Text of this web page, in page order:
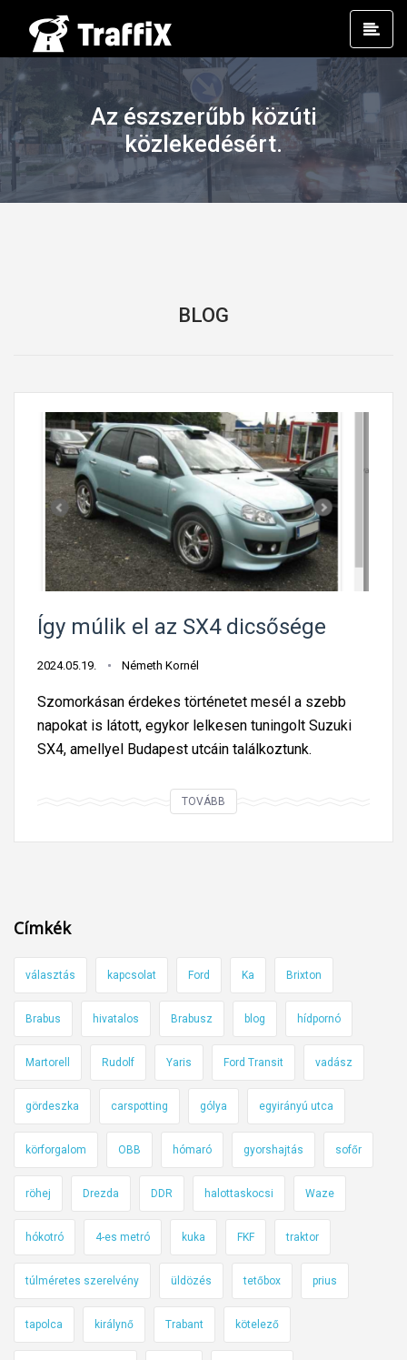
Az észszerűbb közúti
közlekedésért.
BLOG
Így múlik el az SX4 dicsősége
2024.05.19. Németh Kornél
Szomorkásan érdekes történetet mesél a szebb
napokat is látott, egykor lelkesen tuningolt Suzuki
SX4, amellyel Budapest utcáin találkoztunk.
TOVÁBB
y
e
a
z
S
4
d
i
c
s
s
é
g
e
Címkék
választás kapcsolat Ford Ka Brixton
Brabus hivatalos Brabusz blog hídpornó
Martorell Rudolf Yaris Ford Transit vadász
gördeszka carspotting gólya egyirányú utca
körforgalom OBB hómaró gyorshajtás sofőr
röhej Drezda DDR halottaskocsi Waze
hókotró 4-es metró kuka FKF traktor
túlméretes szerelvény üldözés tetőbox prius
tapolca királynő Trabant kötelező